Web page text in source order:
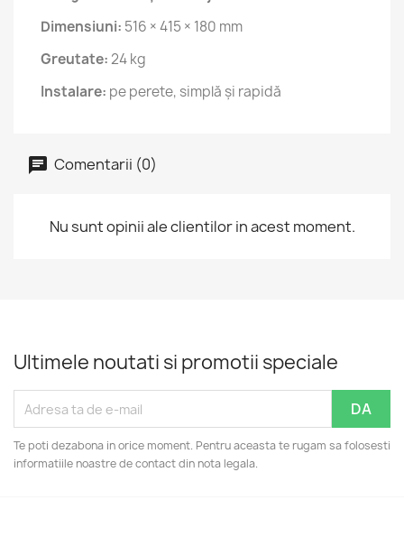
Dimensiuni: 516 × 415 × 180 mm
Greutate:24 kg
Instalare: pe perete, simplă și rapidă
Comentarii (0)
Nu sunt opinii ale clientilor in acest moment.
Ultimele noutati si promotii speciale
Te poti dezabona in orice moment. Pentru aceasta te rugam sa folosesti
informatiile noastre de contact din nota legala.